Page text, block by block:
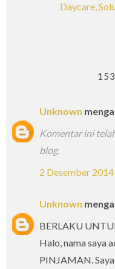
Daycare,
Unknown
Komentar ini
blog.
2 Desember
Unknown
BERLAKU
Halo, nama saya
PINJAMAN.